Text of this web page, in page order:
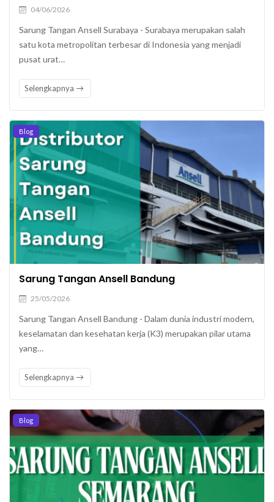
04/06/2026
Sarung Tangan Ansell Surabaya - Surabaya merupakan salah
satu kota metropolitan terbesar di Indonesia yang menjadi
pusat urat…
Selengkapnya
Blog
Sarung Tangan Ansell Bandung
25/05/2026
Sarung Tangan Ansell Bandung - Dalam dunia industri modern,
keselamatan dan kesehatan kerja (K3) merupakan pilar utama
yang…
Selengkapnya
Blog